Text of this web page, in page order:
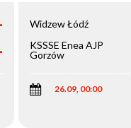
Widzew Łódź
KSSSE Enea AJP
Gorzów
26.09, 00:00